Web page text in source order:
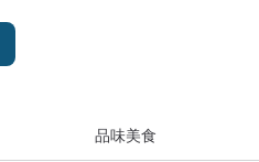
品味美食